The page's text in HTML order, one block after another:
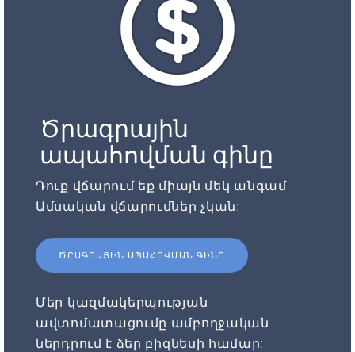
Ծրագրային
ապահովման գինը
Դուք վճարում եք միայն մեկ անգամ:
Ամսական վճարումներ չկան:
ԾՐԱԳՐԱՅԻՆ ԱՊԱՀՈՎՄԱՆ ԳԻՆԸ
Մեր կազմակերպության
ավտոմատացումը ամբողջական
ներդրում է ձեր բիզնեսի համար: